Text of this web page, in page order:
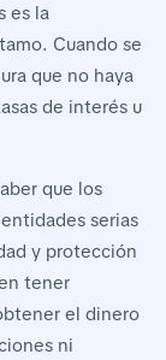
es la
Cuando se
que no haya
de interés u
que los
serias
y protección
tener
el dinero
ni